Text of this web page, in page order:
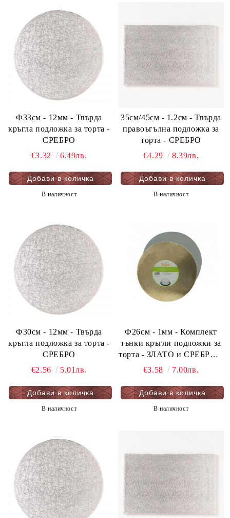
Ф33см - 12мм - Твърда
кръгла подложка за торта -
СРЕБРО
€3.32
6.49лв.
В наличност
35см/45cм - 1.2см - Твърда
правоъгълна подложка за
торта - СРЕБРО
€4.29
8.39лв.
В наличност
Ф30см - 12мм - Твърда
кръгла подложка за торта -
СРЕБРО
€2.56
5.01лв.
В наличност
Ф26см - 1мм - Комплект
тънки кръгли подложки за
торта - ЗЛАТО и СРЕБРО 5
бр. опаковка
€3.58 7.00лв.
В наличност